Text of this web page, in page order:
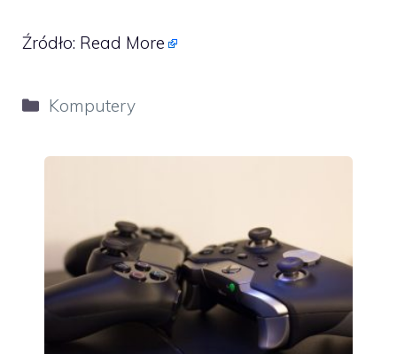
Źródło: Read More
Kategorie
Komputery